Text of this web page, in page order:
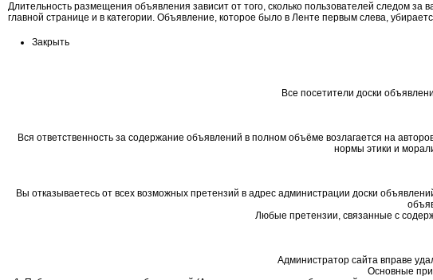
Длительность размещения объявления зависит от того, сколько пользователей следом
главной странице и в категории. Объявление, которое было в Ленте первым слева,
Закрыть
Все посетители доски
Вся ответственность за содержание объявлений в полном объёме возлагается на
нормы этики и
Вы отказываетесь от всех возможных претензий в адрес администрации доски
Любые претензии, связанные с
Администратор сайта вправе
Основные